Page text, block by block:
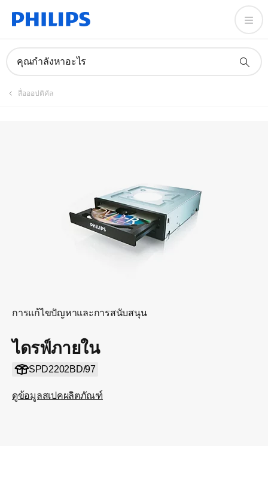
คุณกำลังหาอะไร
สื่อออปติคัล
การแก้ไขปัญหาและการสนับสนุน
ไดรฟ์ภายใน
SPD2202BD/97
ดูข้อมูลสเปคผลิตภัณฑ์
คู่มือและเอกสาร